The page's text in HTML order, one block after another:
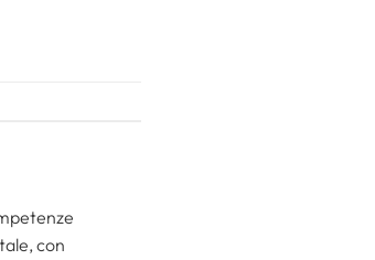
con